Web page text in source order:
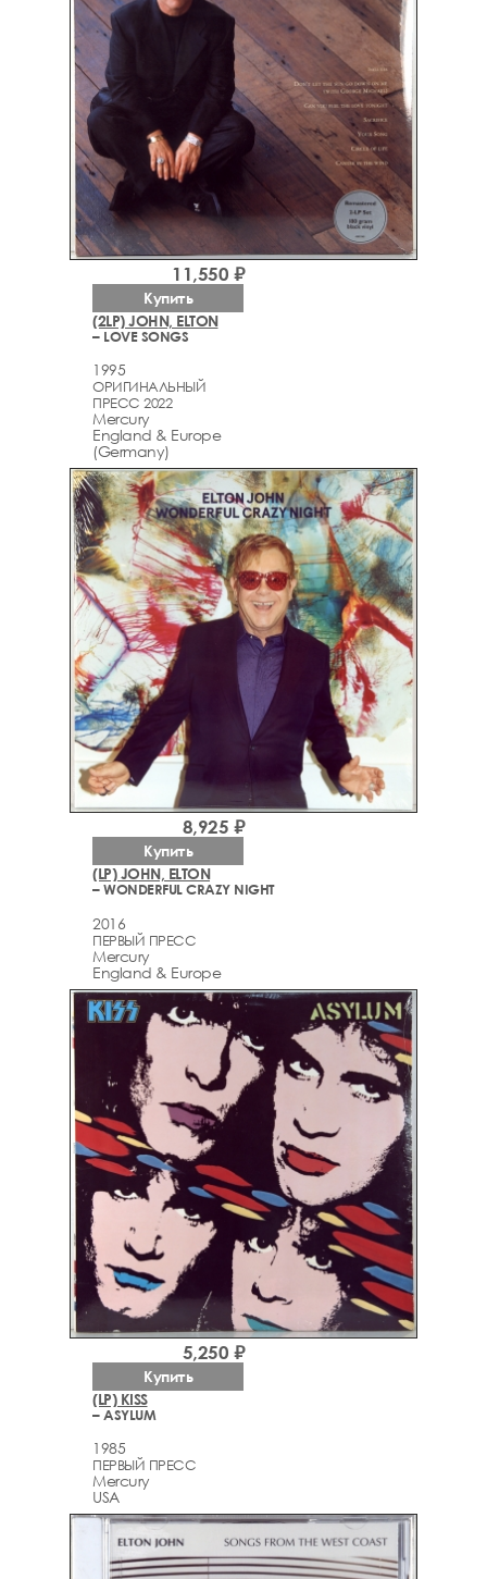
(2LP) JOHN, ELTON
– LOVE SONGS
1995
ОРИГИНАЛЬНЫЙ
ПРЕСС 2022
Mercury
England & Europe
(Germany)
11,550 ₽
Купить
(LP) JOHN, ELTON
– WONDERFUL CRAZY NIGHT
2016
ПЕРВЫЙ ПРЕСС
Mercury
England & Europe
8,925 ₽
Купить
(LP) KISS
– ASYLUM
1985
ПЕРВЫЙ ПРЕСС
Mercury
USA
5,250 ₽
Купить